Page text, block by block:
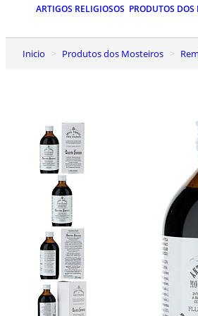
ARTIGOS RELIGIOSOS PRODUTOS DOS
Inicio Produtos dos Mosteiros